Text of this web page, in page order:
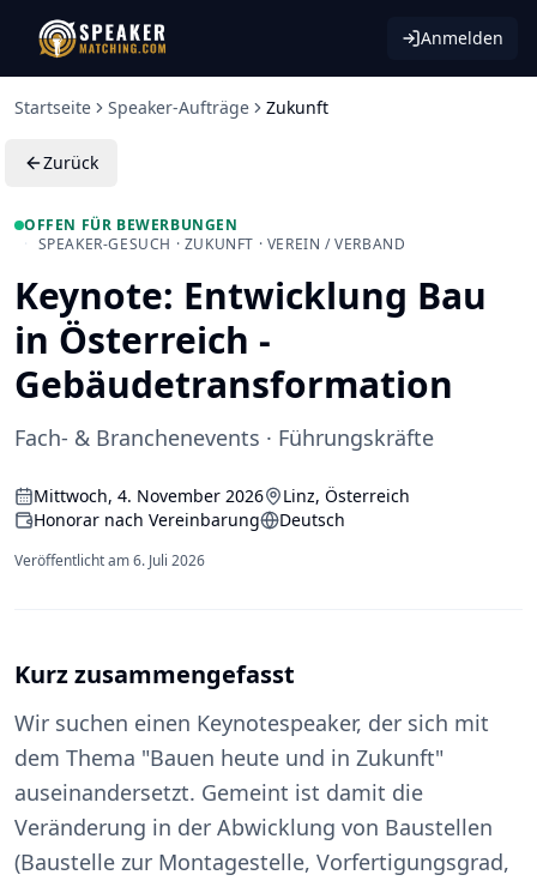
Anmelden
Startseite Speaker-Aufträge Zukunft
Zurück
OFFEN FÜR BEWERBUNGEN
· SPEAKER-GESUCH · ZUKUNFT · VEREIN / VERBAND
Keynote: Entwicklung Bau
in Österreich -
Gebäudetransformation
Fach- & Branchenevents · Führungskräfte
Mittwoch, 4. November 2026
Linz, Österreich
Honorar nach Vereinbarung
Deutsch
Veröffentlicht am6. Juli 2026
Kurz zusammengefasst
Wir suchen einen Keynotespeaker, der sich mit
dem Thema "Bauen heute und in Zukunft"
auseinandersetzt. Gemeint ist damit die
Veränderung in der Abwicklung von Baustellen
(Baustelle zur Montagestelle, Vorfertigungsgrad,